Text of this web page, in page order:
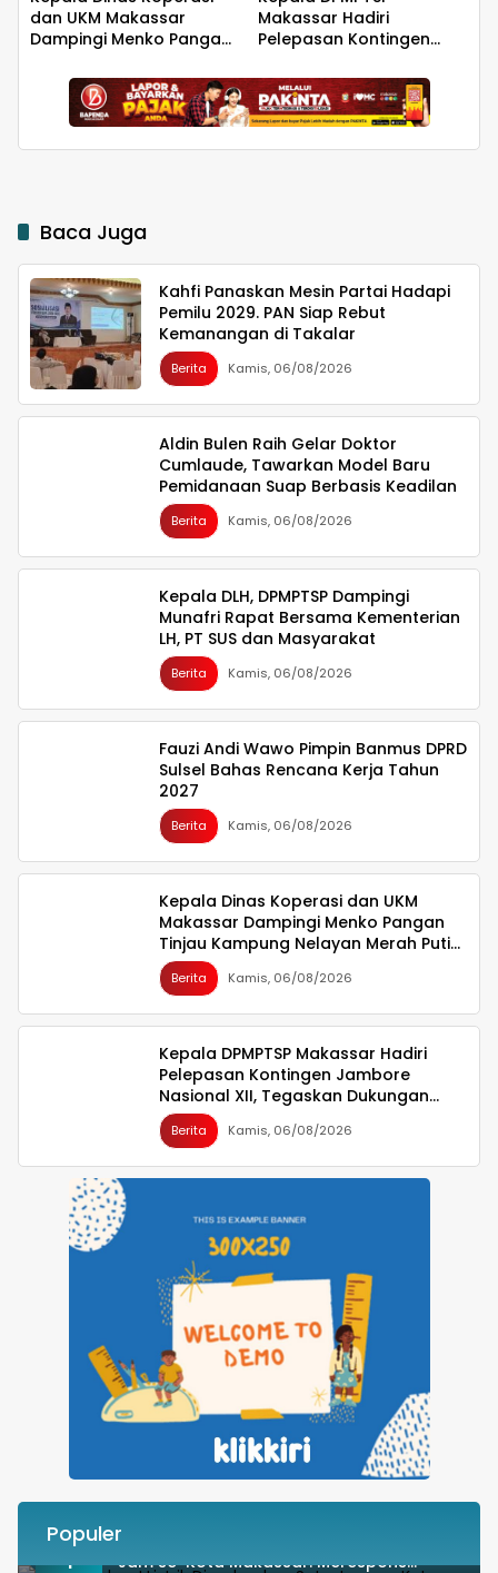
dan UKM Makassar
Dampingi Menko Pangan
Merah Putih Untia
Makassar Hadiri
Pelepasan Kontingen
Tegaskan Dukungan bagi
Pembinaan Generasi
Muda
Baca Juga
Kahfi Panaskan Mesin Partai Hadapi
Pemilu 2029. PAN Siap Rebut
Kemanangan di Takalar
Berita Kamis, 06/08/2026
Aldin Bulen Raih Gelar Doktor
Cumlaude, Tawarkan Model Baru
Pemidanaan Suap Berbasis Keadilan
Berita Kamis, 06/08/2026
Kepala DLH, DPMPTSP Dampingi
Munafri Rapat Bersama Kementerian
LH, PT SUS dan Masyarakat
Berita Kamis, 06/08/2026
Fauzi Andi Wawo Pimpin Banmus DPRD
Sulsel Bahas Rencana Kerja Tahun
2027
Berita Kamis, 06/08/2026
Kepala Dinas Koperasi dan UKM
Makassar Dampingi Menko Pangan
Tinjau Kampung Nelayan Merah Putih
Untia
Berita Kamis, 06/08/2026
Kepala DPMPTSP Makassar Hadiri
Pelepasan Kontingen Jambore
Nasional XII, Tegaskan Dukungan
bagi Pembinaan Generasi Muda
Berita Kamis, 06/08/2026
Populer
1
Besok Malam! Listrik Dipadamkan Satu
Jam se-Kota Makassar: Merespons